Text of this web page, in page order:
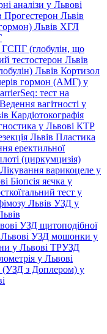
аналізи у Львові
Прогестерон Львів
Львів ХГЛ
ГСПГ (глобулін, що
тестостерон Львів
Львів Кортизол
гормон (АМГ) у
тест на
Ведення вагітності у
Кардіотокографія
у Львові КТР
Львів Пластика
еректильної
(циркумцизія)
Лікування варикоцеле у
Біопсія яєчка у
тест у
Львів УЗД у
УЗД щитоподібної
УЗД мошонки у
у Львові ТРУЗД
у Львові
(УЗД з Доплером) у